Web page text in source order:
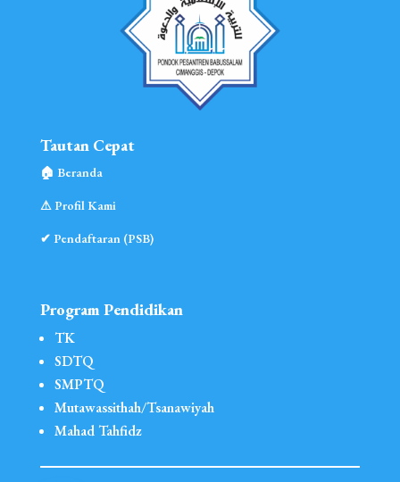
Tautan Cepat
🏠︎ Beranda
⚠︎ Profil Kami
✔ Pendaftaran (PSB)
Program Pendidikan
TK
SDTQ
SMPTQ
Mutawassithah/Tsanawiyah
Mahad Tahfidz